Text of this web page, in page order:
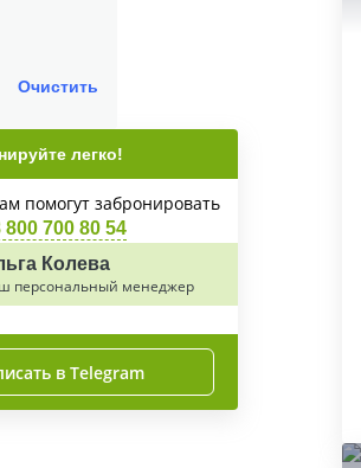
Очистить
легко!
помогут забронировать
800 700 80 54
Колева
персональный менеджер
в Telegram